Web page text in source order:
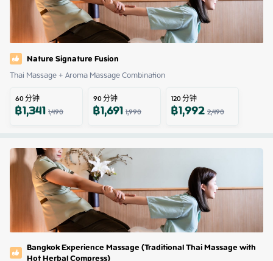
Nature Signature Fusion
Thai Massage + Aroma Massage Combination
60分钟
฿1,3411,490
90分钟
฿1,6911,990
120分钟
฿1,9922,490
Bangkok Experience Massage (Traditional Thai Massage with